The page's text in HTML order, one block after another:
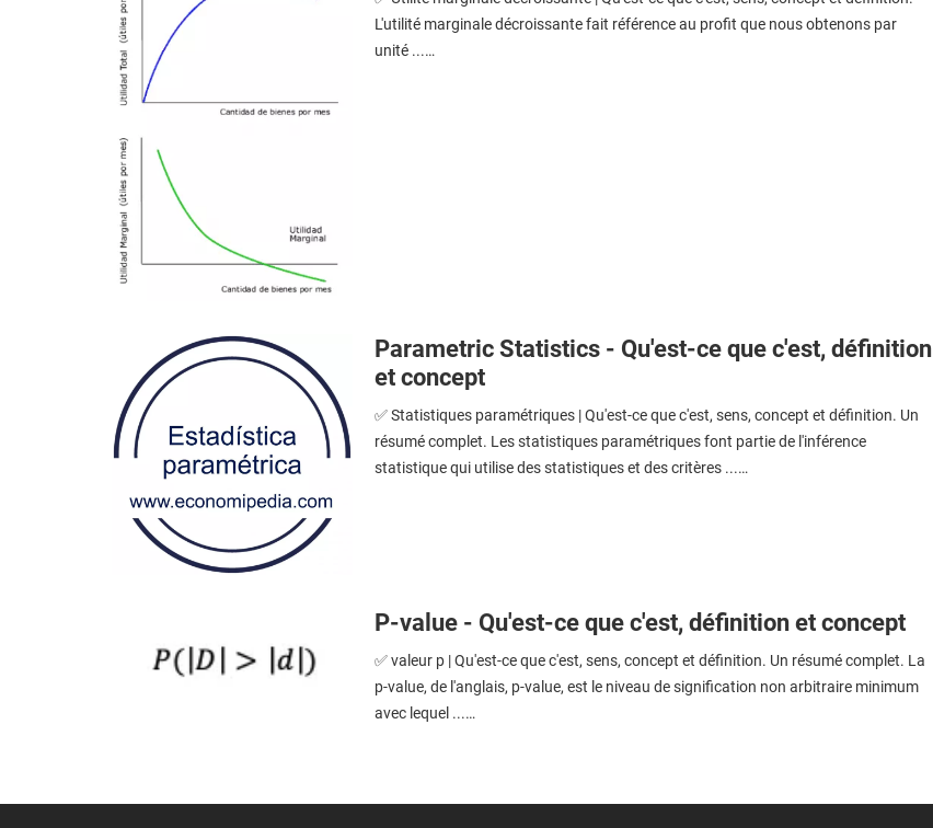
L'utilité marginale décroissante fait référence au profit que nous obtenons par
unité ...…
Parametric Statistics - Qu'est-ce que c'est, définition
et concept
✅ Statistiques paramétriques | Qu'est-ce que c'est, sens, concept et définition. Un
résumé complet. Les statistiques paramétriques font partie de l'inférence
statistique qui utilise des statistiques et des critères ...…
P-value - Qu'est-ce que c'est, définition et concept
✅ valeur p | Qu'est-ce que c'est, sens, concept et définition. Un résumé complet. La
p-value, de l'anglais, p-value, est le niveau de signification non arbitraire minimum
avec lequel ...…